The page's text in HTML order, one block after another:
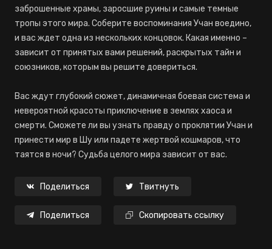
заброшенные храмы, заросшие руины и самые темные
тропы этого мира. Соберите воспоминания Учан воедино,
и вас ждет одна из нескольких концовок. Какая именно –
зависит от принятых вами решений, раскрытых тайн и
союзников, которым вы решите довериться.
Вас ждут глубокий сюжет, динамичная боевая система и
невероятной красоты приключение в землях хаоса и
смерти. Сможете ли вы узнать правду о проклятии Учан и
принести мир в Шу или падете жертвой кошмаров, что
таятся в ночи? Судьба целого мира зависит от вас.
Поделиться Твитнуть
Поделиться Скопировать ссылку